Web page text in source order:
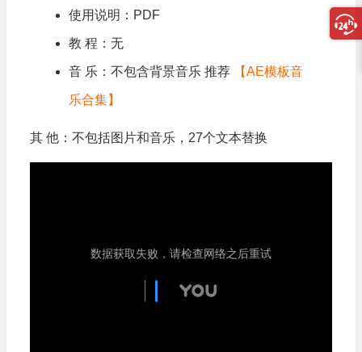
使用说明：PDF
教 程：无
音 乐：不包含背景音乐 推荐 【AE模板音
乐合集】
其 他：不包括图片和音乐，27个文本替换